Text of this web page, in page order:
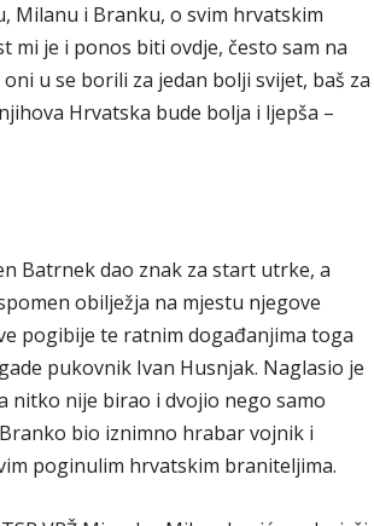
Milanu i Branku, o svim hrvatskim
mi je i ponos biti ovdje, često sam na
u se borili za jedan bolji svijet, baš za
Hrvatska bude bolja i ljepša –
Batrnek dao znak za start utrke, a
obilježja na mjestu njegove
pogibije te ratnim događanjima toga
pukovnik Ivan Husnjak. Naglasio je
nitko nije birao i dvojio nego samo
bio iznimno hrabar vojnik i
poginulim hrvatskim braniteljima.